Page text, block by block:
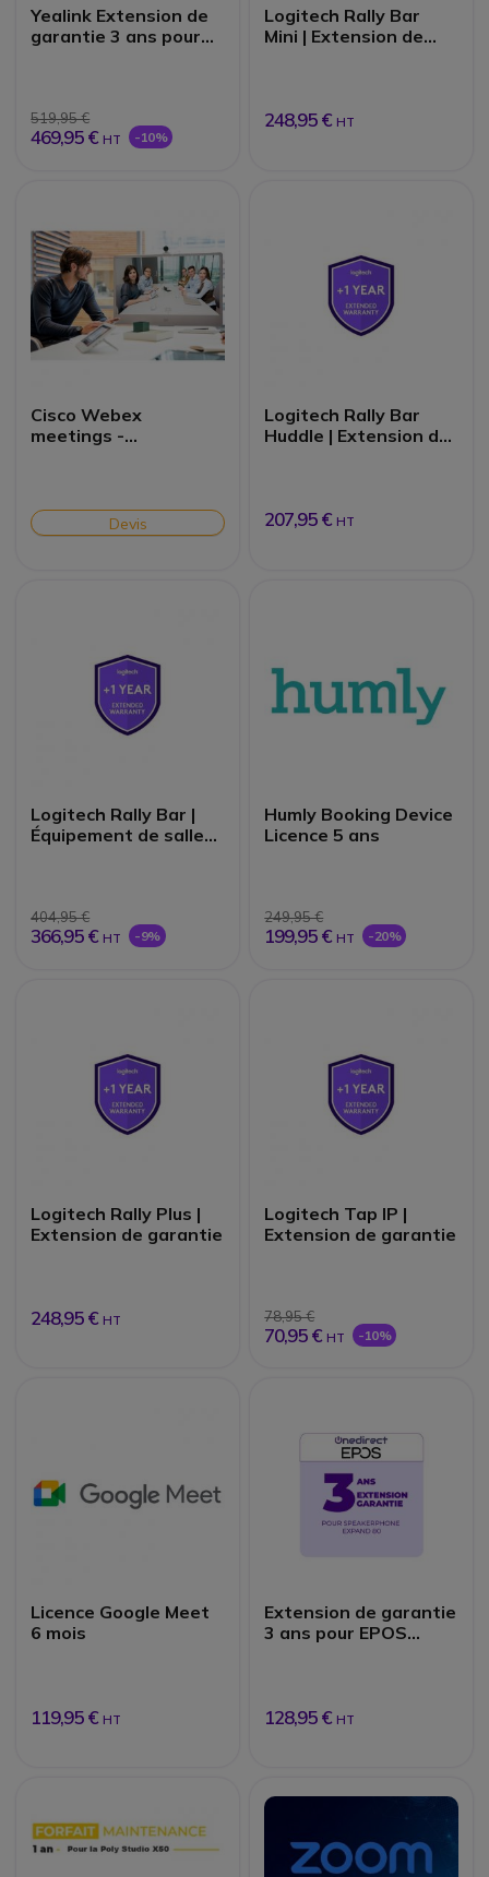
Yealink Extension de
garantie 3 ans pour
519,95 €
469,95 € HT -10%
Logitech Rally Bar
Mini | Extension de
248,95 € HT
Cisco Webex
meetings -
Devis
Logitech Rally Bar
Huddle | Extension de
207,95 € HT
Logitech Rally Bar |
Équipement de salle
404,95 €
366,95 € HT -9%
Humly Booking Device
Licence 5 ans
249,95 €
199,95 € HT -20%
Logitech Rally Plus |
Extension de garantie
248,95 € HT
Logitech Tap IP |
Extension de garantie
78,95 €
70,95 € HT -10%
Licence Google Meet
6 mois
119,95 € HT
Extension de garantie
3 ans pour EPOS
128,95 € HT